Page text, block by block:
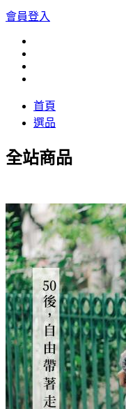
會員登入
首頁
選品
全站商品